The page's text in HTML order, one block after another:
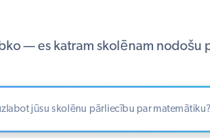
— es katram skolēnam nodošu